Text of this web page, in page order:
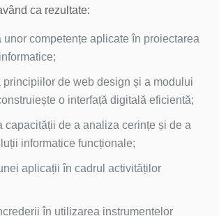
ca rezultate:
unor competențe aplicate în proiectarea
principiilor de web design și a modului
o interfață digitală eficientă;
capacității de a analiza cerințe și de a
informatice funcționale;
aplicații în cadrul activităților
în utilizarea instrumentelor